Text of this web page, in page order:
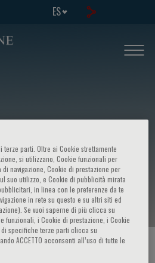
ES
- New vistas
motility: from
parti. Oltre ai Cookie strettamente
si utilizzano, Cookie funzionali per
navigazione, Cookie di prestazione per
suo utilizzo, e Cookie di pubblicità mirata
in linea con le preferenze da te
in rete su questo e su altri siti ed
Se vuoi saperne di più clicca su
funzionali, i Cookie di prestazione, i Cookie
specifiche terze parti clicca su
ACCETTO acconsenti all’uso di tutte le